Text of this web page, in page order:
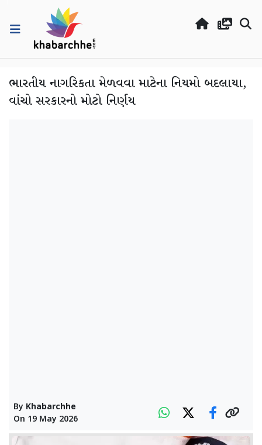
ભારતીય નાગરિકતા મેળવવા માટેના નિયમો બદલાયા,
વાંચો સરકારનો મોટો નિર્ણય
By Khabarchhe
On 19 May 2026